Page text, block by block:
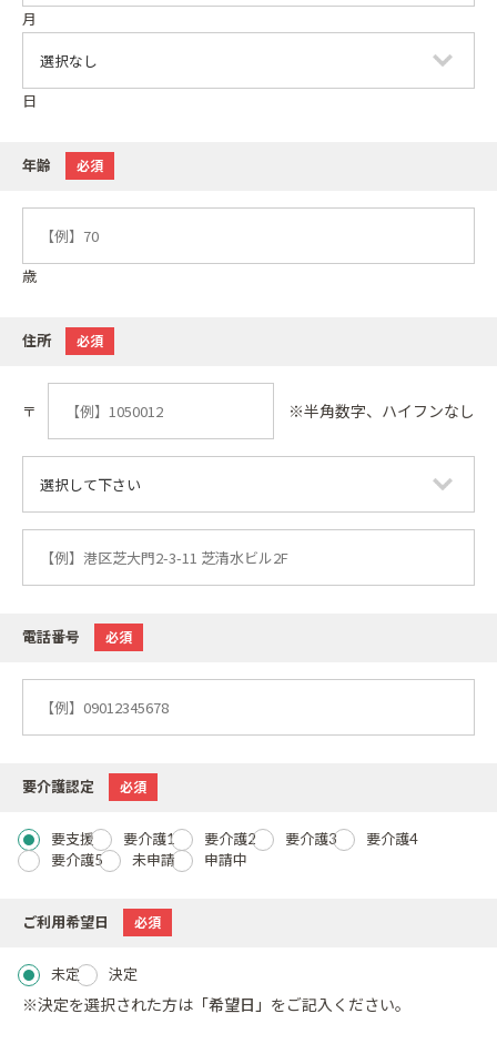
月
日
年齢 必須
歳
住所 必須
〒 ※半角数字、ハイフンなし
電話番号 必須
要介護認定 必須
要支援 要介護1 要介護2 要介護3
要介護4
要介護5
未申請 申請中
ご利用希望日 必須
未定 決定
※決定を選択された方は 「希望日」 をご記入ください。